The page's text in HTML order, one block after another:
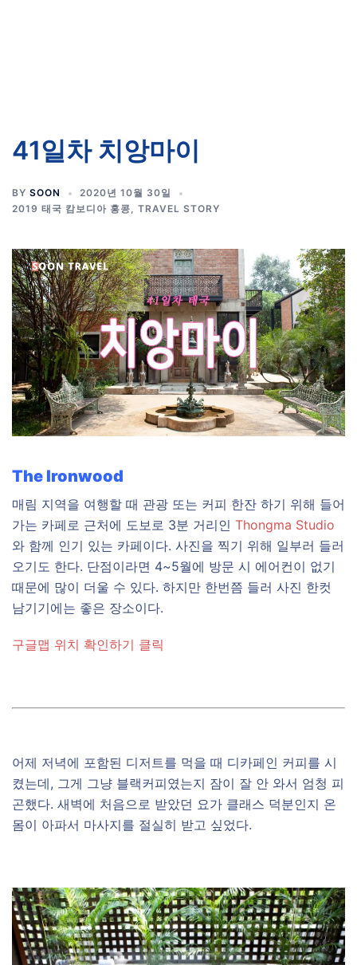
41일차 치앙마이
BY SOON
2020년 10월 30일
2019 태국 캄보디아 홍콩, TRAVEL STORY
The Ironwood
매림 지역을 여행할 때 관광 또는 커피 한잔 하기 위해 들어
가는 카페로 근처에 도보로 3분 거리인 Thongma Studio
와 함께 인기 있는 카페이다. 사진을 찍기 위해 일부러 들러
오기도 한다. 단점이라면 4~5월에 방문 시 에어컨이 없기
때문에 많이 더울 수 있다. 하지만 한번쯤 들러 사진 한컷
남기기에는 좋은 장소이다.
구글맵 위치 확인하기 클릭
어제 저녁에 포함된 디저트를 먹을 때 디카페인 커피를 시
켰는데, 그게 그냥 블랙커피였는지 잠이 잘 안 와서 엄청 피
곤했다. 새벽에 처음으로 받았던 요가 클래스 덕분인지 온
몸이 아파서 마사지를 절실히 받고 싶었다.